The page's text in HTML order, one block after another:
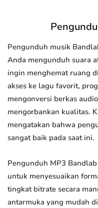
Pengunduh musik
Anda mengunduh suara
ingin menghemat ruang
akses ke lagu favorit,
mengonversi berkas
mengorbankan kualitas.
mengatakan bahwa
sangat baik pada saat ini.
Pengunduh MP3
untuk menyesuaikan
tingkat bitrate secara
antarmuka yang mudah